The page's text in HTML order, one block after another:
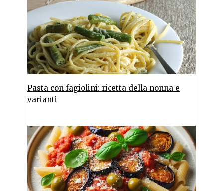
Pasta con fagiolini: ricetta della nonna e
varianti